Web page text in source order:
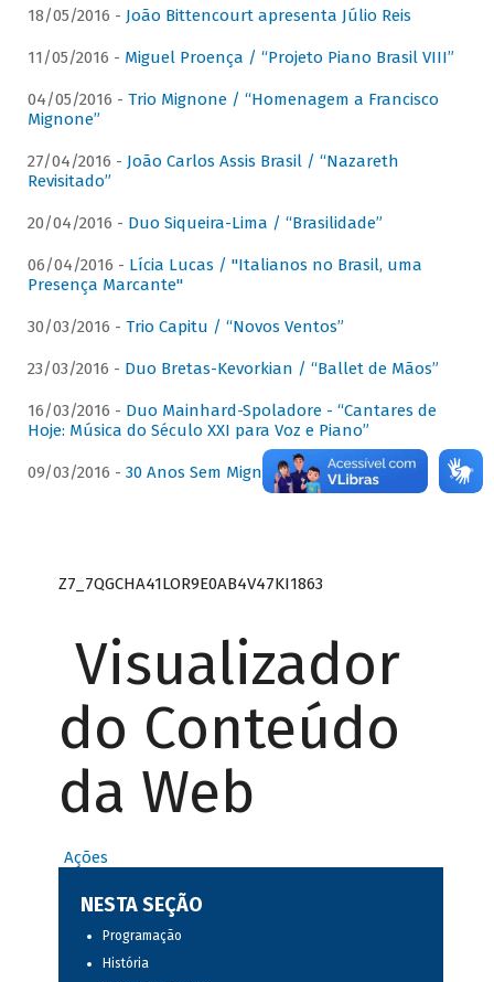
18/05/2016 - João Bittencourt apresenta Júlio Reis
11/05/2016 - Miguel Proença / “Projeto Piano Brasil VIII”
04/05/2016 - Trio Mignone / “Homenagem a Francisco
Mignone”
27/04/2016 - João Carlos Assis Brasil / “Nazareth
Revisitado”
20/04/2016 - Duo Siqueira-Lima / “Brasilidade”
06/04/2016 - Lícia Lucas / "Italianos no Brasil, uma
Presença Marcante"
30/03/2016 - Trio Capitu / “Novos Ventos”
23/03/2016 - Duo Bretas-Kevorkian / “Ballet de Mãos”
16/03/2016 - Duo Mainhard-Spoladore - “Cantares de
Hoje: Música do Século XXI para Voz e Piano”
09/03/2016 - 30 Anos Sem Mignone
Z7_7QGCHA41LOR9E0AB4V47KI1863
Visualizador
do Conteúdo
da Web
Ações
NESTA SEÇÃO
Programação
História